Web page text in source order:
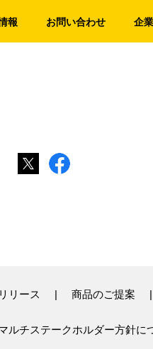
報 お問い合わせ 企
リース 商品のご提案
ルチステークホルダー方針に